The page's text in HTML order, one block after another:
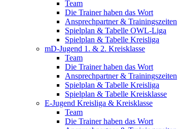
Team
Die Trainer haben das Wort
Ansprechpartner & Trainingszeiten
Spielplan & Tabelle OWL-Liga
Spielplan & Tabelle Kreisliga
mD-Jugend 1. & 2. Kreisklasse
Team
Die Trainer haben das Wort
Ansprechpartner & Trainingszeiten
Spielplan & Tabelle Kreisliga
Spielplan & Tabelle Kreisklasse
E-Jugend Kreisliga & Kreisklasse
Team
Die Trainer haben das Wort